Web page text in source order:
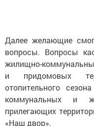
Далее желающие
вопросы. Вопросы
жилищно-
и придомовых
отопительного
коммунальных и
прилегающих
«Наш двор».